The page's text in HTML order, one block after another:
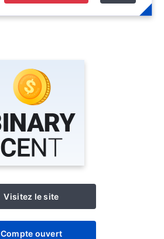
Visitez le site
Compte ouvert